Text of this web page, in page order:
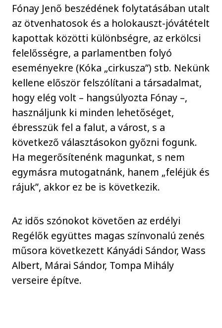
Fónay Jenő beszédének folytatásában utalt
az ötvenhatosok és a holokauszt-jóvátételt
kapottak közötti különbségre, az erkölcsi
felelősségre, a parlamentben folyó
eseményekre (Kóka „cirkusza”) stb. Nekünk
kellene először felszólítani a társadalmat,
hogy elég volt – hangsúlyozta Fónay –,
használjunk ki minden lehetőséget,
ébresszük fel a falut, a várost, s a
következő választásokon győzni fogunk.
Ha megerősítenénk magunkat, s nem
egymásra mutogatnánk, hanem „feléjük és
rájuk”, akkor ez be is következik.
Az idős szónokot követően az erdélyi
Regélők együttes magas színvonalú zenés
műsora következett Kányádi Sándor, Wass
Albert, Márai Sándor, Tompa Mihály
verseire építve.